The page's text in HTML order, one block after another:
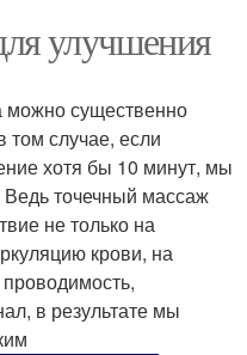
улучшения
существенно
том случае, если
хотя бы 10 минут, мы
точечный массаж
не только на
крови, на
в результате мы